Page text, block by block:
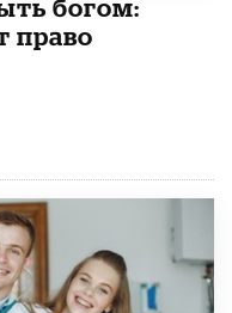
богом:
право